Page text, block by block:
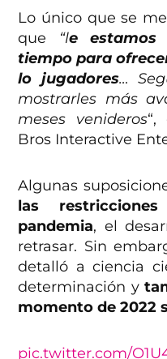
Lo único que se
que
“le
tiempo para
lo jugadores…
mostrarles más
meses venideros“,
Bros Interactive
Algunas
las
pandemia, el
retrasar. Sin
detalló a ciencia
determinación y
momento de 2022
pic.twitter.com/